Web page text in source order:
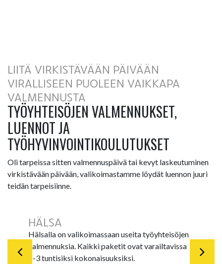
LIITÄ VIRKISTÄVÄÄN PÄIVÄÄN
VIRALLISEEN PUOLEEN VAIKKAPA
VALMENNUSTA
TYÖYHTEISÖJEN VALMENNUKSET,
LUENNOT JA
TYÖHYVINVOINTIKOULUTUKSET
Oli tarpeissa sitten valmennuspäivä tai kevyt laskeutuminen
virkistävään päivään, valikoimastamme löydät luennon juuri
teidän tarpeisiinne.
HÄLSA
Hälsalla on valikoimassaan useita työyhteisöjen
valmennuksia. Kaikki paketit ovat varailtavissa
1-3 tuntisiksi kokonaisuuksiksi.